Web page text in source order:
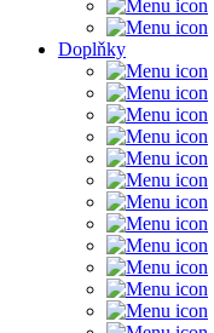
Doplňky